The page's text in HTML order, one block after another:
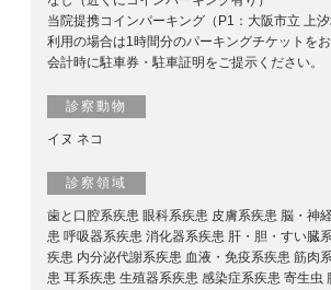
当院提携コインパーキング（P1：大阪市立 上
利用の場合は1時間分のパーキングチケットを
会計時に駐車券・駐車証明をご提示ください。
診察動物
イヌ ネコ
診察領域
歯と口腔系疾患 眼科系疾患 皮膚系疾患 脳・神
患 呼吸器系疾患 消化器系疾患 肝・胆・すい臓
疾患 内分泌代謝系疾患 血液・免疫系疾患 筋肉
患 耳系疾患 生殖器系疾患 感染症系疾患 寄生虫